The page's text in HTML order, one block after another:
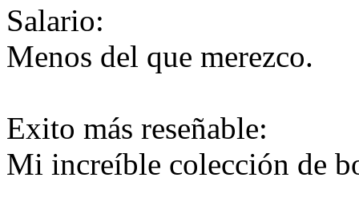
Salario:
Menos del que merezco.
Exito más reseñable:
Mi increíble colección de